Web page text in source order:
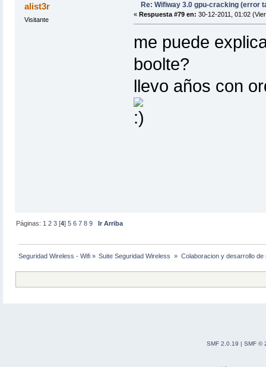
alist3r
Visitante
Re: Wifiway 3.0 gpu-cracking (error
« Respuesta #79 en: 30-12-2011, 01:02
me puede
boolte?
llevo años con
Páginas: 1 2 3 [4]5 6 7 8 9 Ir Arriba
Seguridad Wireless - Wifi » Suite Seguridad Wireless » Colaboracion y desarrollo de
SMF 2.0.19 | SMF ©